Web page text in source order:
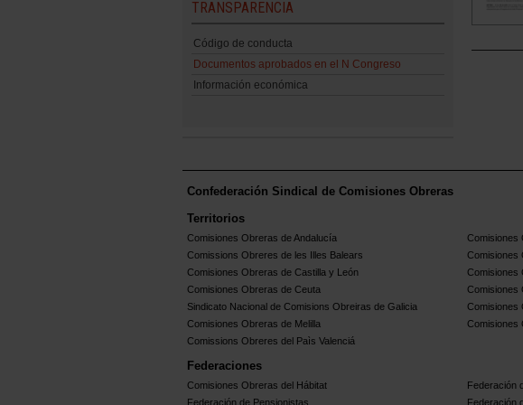
TRANSPARENCIA
Código de conducta
Documentos aprobados en el N Congreso
Información económica
Confederación Sindical de Comisiones Obreras
Territorios
Comisiones Obreras de Andalucía Comisiones
Comissions Obreres de les Illes Balears
Comisiones
Comisiones Obreras de Castilla y León
Comisiones
Comisiones Obreras de Ceuta
Comisiones
Sindicato Nacional de Comisions Obreiras de Galicia
Comisiones
Comisiones Obreras de Melilla
Comisiones
Comissions Obreres del Paìs Valenciá
Federaciones
Comisiones Obreras del Hábitat Federación
Federación de Pensionistas
Federación